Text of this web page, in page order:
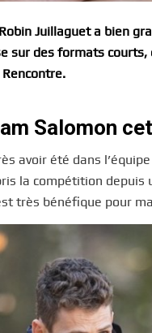
Juillaguet a bien
sur des formats
Salomon
avoir été dans
la compétition
très bénéfique pour